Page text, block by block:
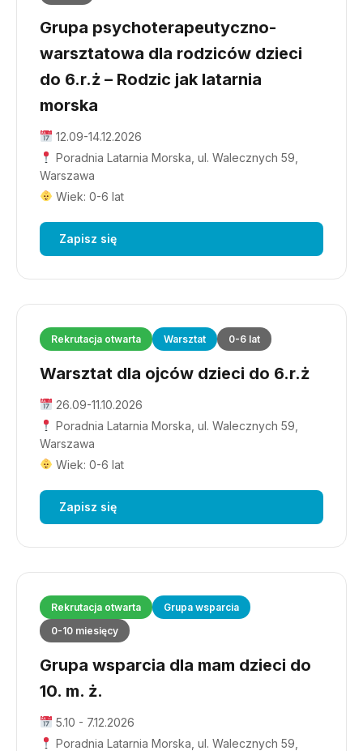
Grupa psychoterapeutyczno-
warsztatowa dla rodziców dzieci
do 6.r.ż – Rodzic jak latarnia
morska
12.09-14.12.2026
Poradnia Latarnia Morska, ul. Walecznych 59,
Warszawa
Wiek: 0-6 lat
Zapisz się
Rekrutacja otwarta Warsztat 0-6 lat
Warsztat dla ojców dzieci do 6.r.ż
26.09-11.10.2026
Poradnia Latarnia Morska, ul. Walecznych 59,
Warszawa
Wiek: 0-6 lat
Zapisz się
Rekrutacja otwarta
Grupa wsparcia
0-10 miesięcy
Grupa wsparcia dla mam dzieci do
10. m. ż.
5.10 - 7.12.2026
Poradnia Latarnia Morska, ul. Walecznych 59,